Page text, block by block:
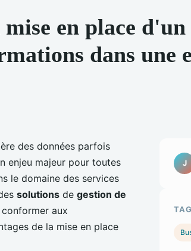
en place d'un
dans une
des données parfois
enjeu majeur pour toutes
le domaine des services
solutions de gestion de
aux
de la mise en place
J